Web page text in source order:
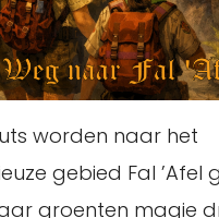
worden naar het
gebied Fal ’Afel
groenten magie